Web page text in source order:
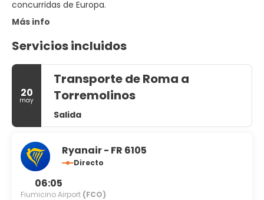
Más info
Servicios incluidos
20
may
Transporte de Roma a
Torremolinos
Salida
Ryanair - FR 6105
Directo
06:05
Fiumicino Airport (FCO)